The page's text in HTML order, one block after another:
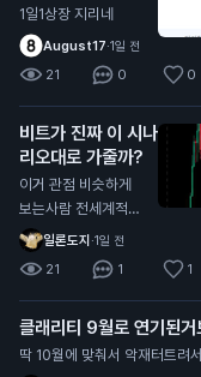
1일1상장 지리네
August17·1일 전
21 0 0
비트가 진짜 이 시나
리오대로 가줄까?
이거 관점 비슷하게
보는사람 전세계적으
로 너무 많던데
일론도지 ·1일 전
21 1 1
클래리티 9월로 연기된거
딱 10월에 맞춰서 악재터트려